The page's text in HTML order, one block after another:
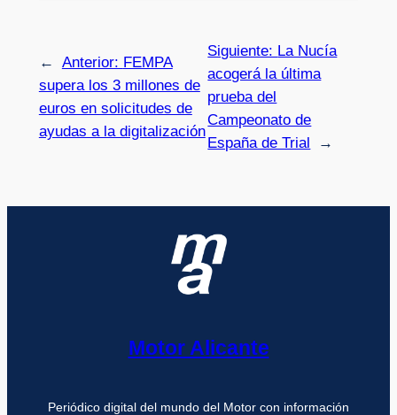
← Anterior: FEMPA
supera los 3 millones de
euros en solicitudes de
ayudas a la digitalización
Siguiente: La Nucía
acogerá la última
prueba del
Campeonato de
España de Trial
→
Motor Alicante
Periódico digital del mundo del Motor con información